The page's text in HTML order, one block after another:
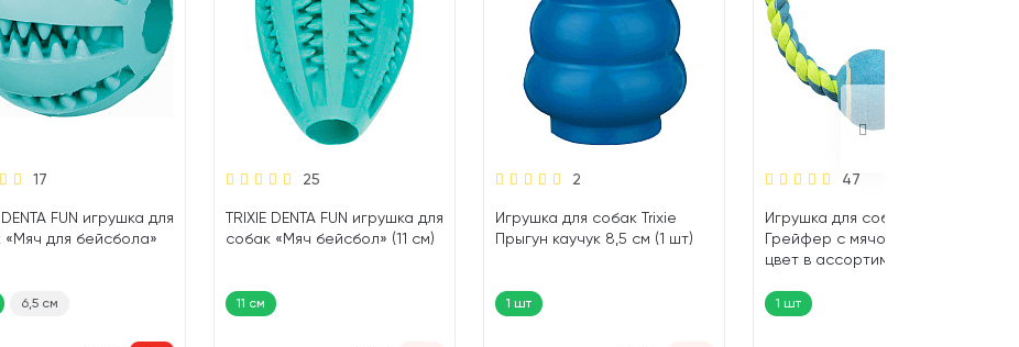
17
DENTA FUN игрушка для
«Мяч для бейсбола»
6,5 см
25
TRIXIE DENTA FUN игрушка для
собак «Мяч бейсбол» (11 см)
11 см
2
Игрушка для собак Trixie
Прыгун каучук 8,5 см (1 шт)
1 шт
47
Игрушка для собак Trixie
Грейфер с мячом 18 см 6 см
цвет в ассортименте (1 шт)
1 шт